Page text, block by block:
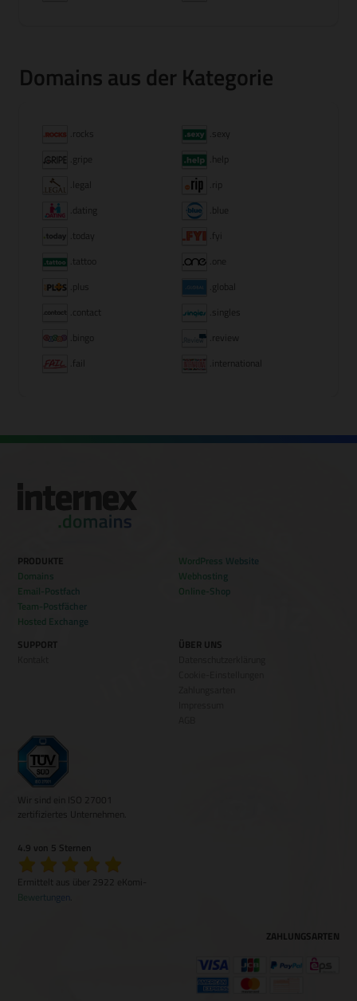
Domains aus der Kategorie
.rocks
.sexy
.gripe
.help
.legal
.rip
.dating
.blue
.today
.fyi
.tattoo
.one
.plus
.global
.contact
.singles
.bingo
.review
.fail
.international
PRODUKTE
Domains
Email-Postfach
Team-Postfächer
Hosted Exchange
WordPress Website
Webhosting
Online-Shop
SUPPORT
ÜBER UNS
Wir sind ein ISO 27001
zertifiziertes Unternehmen.
4.9 von 5 Sternen
Ermittelt aus über 2922 eKomi-
Bewertungen
ZAHLUNGSARTEN